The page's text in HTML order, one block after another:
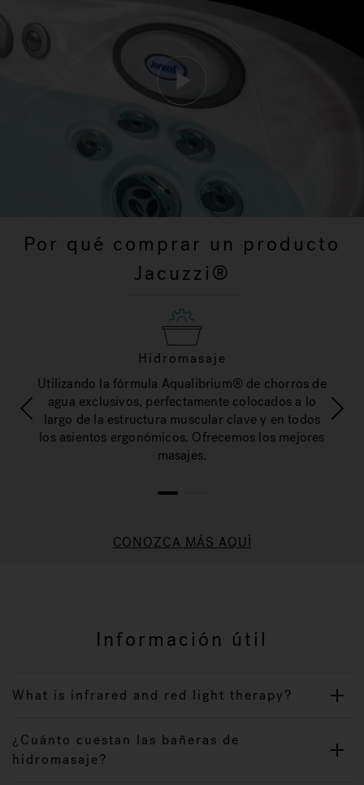
Por qué comprar un producto
Jacuzzi®
la
Hidromasaje
Utilizando la fórmula Aqualibrium® de chorros de
agua exclusivos, perfectamente colocados a lo
largo de la estructura muscular clave y en todos
los asientos ergonómicos. Ofrecemos los mejores
masajes.
1
CONOZCA MÁS AQUÍ
Información útil
What is infrared and red light therapy?
¿Cuánto cuestan las bañeras de
hidromasaje?